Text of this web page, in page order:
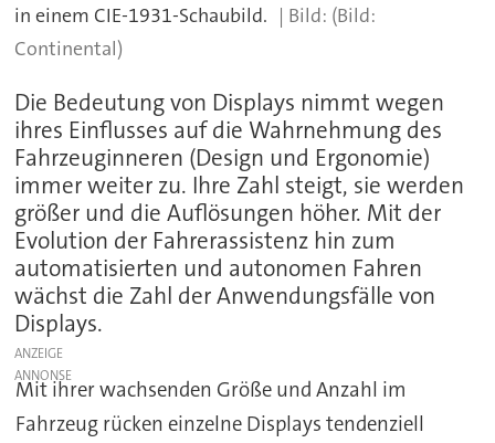
in einem CIE-1931-Schaubild.
(Bild:
Continental)
Die Bedeutung von Displays nimmt wegen
ihres Einflusses auf die Wahrnehmung des
Fahrzeuginneren (Design und Ergonomie)
immer weiter zu. Ihre Zahl steigt, sie werden
größer und die Auflösungen höher. Mit der
Evolution der Fahrerassistenz hin zum
automatisierten und autonomen Fahren
wächst die Zahl der Anwendungsfälle von
Displays.
ANZEIGE
Mit ihrer wachsenden Größe und Anzahl im
Fahrzeug rücken einzelne Displays tendenziell